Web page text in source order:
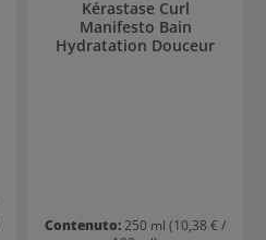
Kérastase Curl
Manifesto Bain
Hydratation Douceur
Contenuto:250 ml (10,38 € /